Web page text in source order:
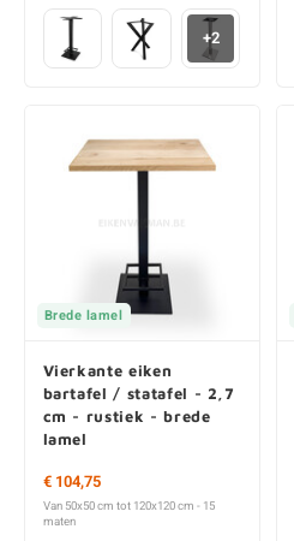
+2
Brede lamel
Vierkante eiken
bartafel / statafel - 2,7
cm - rustiek - brede
lamel
€ 104,75
Van 50x50 cm tot 120x120 cm - 15
maten